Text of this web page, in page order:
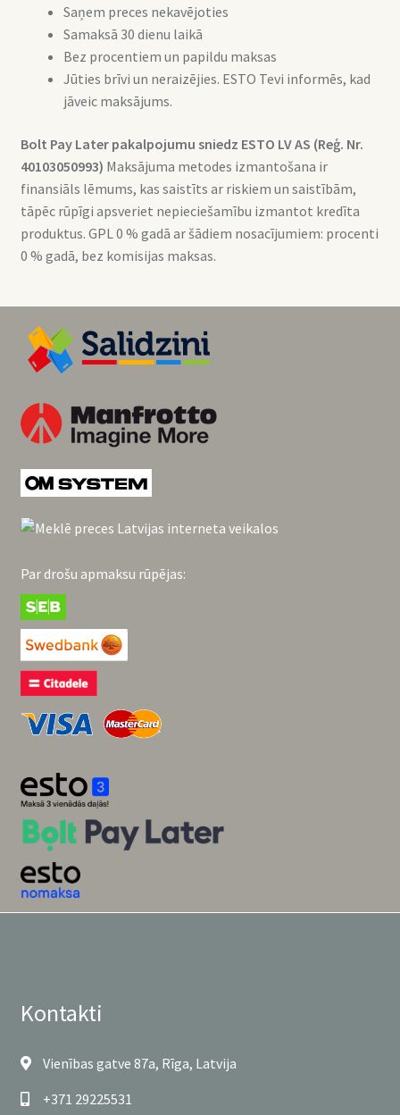
Saņem preces nekavējoties
Samaksā 30 dienu laikā
Bez procentiem un papildu maksas
Jūties brīvi un neraizējies. ESTO Tevi informēs, kad
jāveic maksājums.
Bolt Pay Later pakalpojumu sniedz ESTO LV AS (Reģ. Nr.
40103050993) Maksājuma metodes izmantošana ir
finansiāls lēmums, kas saistīts ar riskiem un saistībām,
tāpēc rūpīgi apsveriet nepieciešamību izmantot kredīta
produktus. GPL 0 % gadā ar šādiem nosacījumiem: procenti
0 % gadā, bez komisijas maksas.
Par drošu apmaksu rūpējas:
Kontakti
Vienības gatve 87a, Rīga, Latvija
+371 29225531